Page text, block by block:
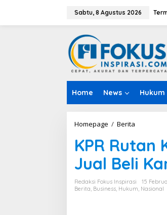
Sabtu, 8 Agustus 2026
Home News Hukum
Homepage / Berita
R
R
u
t
a
n
KPR Rutan
Jual Beli
Redaksi Fokus Inspirasi
15
Berita, Business, Hukum, Nasional